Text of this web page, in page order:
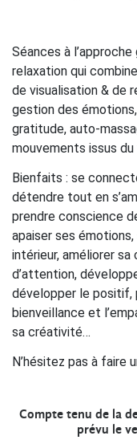
Séances à
relaxation qui
de visualisation & de
gestion des
gratitude, auto-
mouvements issus du
Bienfaits : se
détendre tout en
prendre conscience
apaiser ses
intérieur, améliorer
d’attention,
développer le positif,
bienveillance et
sa créativité…
N’hésitez pas à faire
Compte tenu de la
prévu le